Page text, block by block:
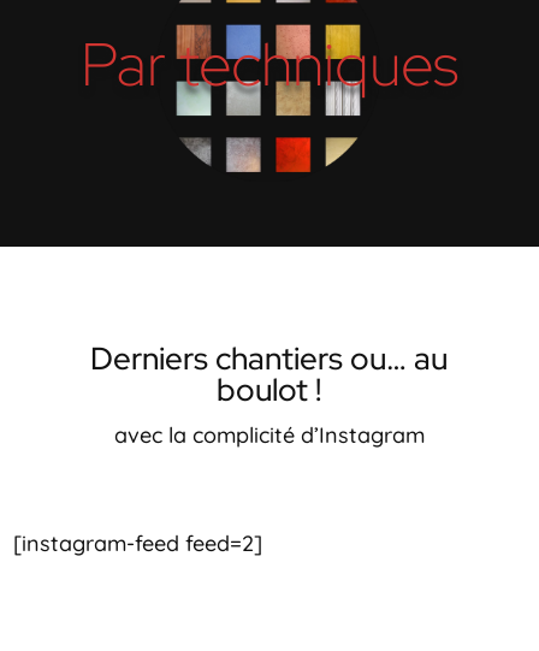
Par techniques
Derniers chantiers ou… au
boulot !
avec la complicité d’Instagram
[instagram-feed feed=2]